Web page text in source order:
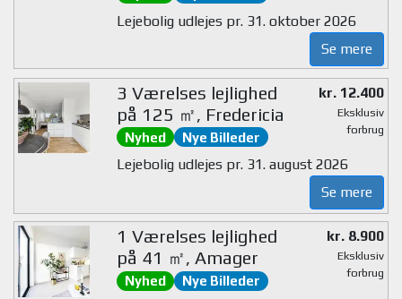
Lejebolig udlejes pr. 31. oktober 2026
Se mere
3 Værelses lejlighed
på 125 ㎡, Fredericia
Nyhed Nye Billeder
kr. 12.400
Eksklusiv
forbrug
Lejebolig udlejes pr. 31. august 2026
Se mere
1 Værelses lejlighed
på 41 ㎡, Amager
Nyhed Nye Billeder
kr. 8.900
Eksklusiv
forbrug